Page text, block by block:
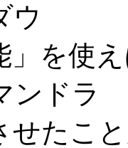
ウ
」を使
ンドラ
せたこ